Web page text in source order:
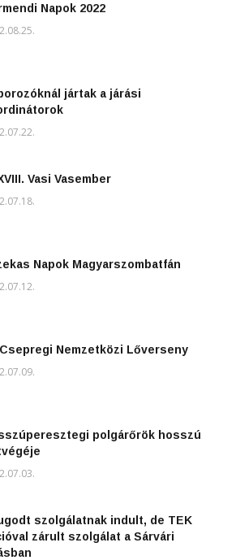
Napok 2022
jártak a járási
Vasi Vasember
Napok Magyarszombatfán
Csepregi Nemzetközi Lőverseny
polgárőrök hosszú
szolgálatnak indult, de TEK
zárult szolgálat a Sárvári